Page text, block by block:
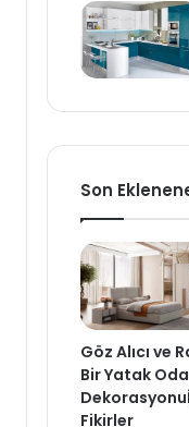
Son
Göz Alıcı ve
Bir Yatak
Fikirler